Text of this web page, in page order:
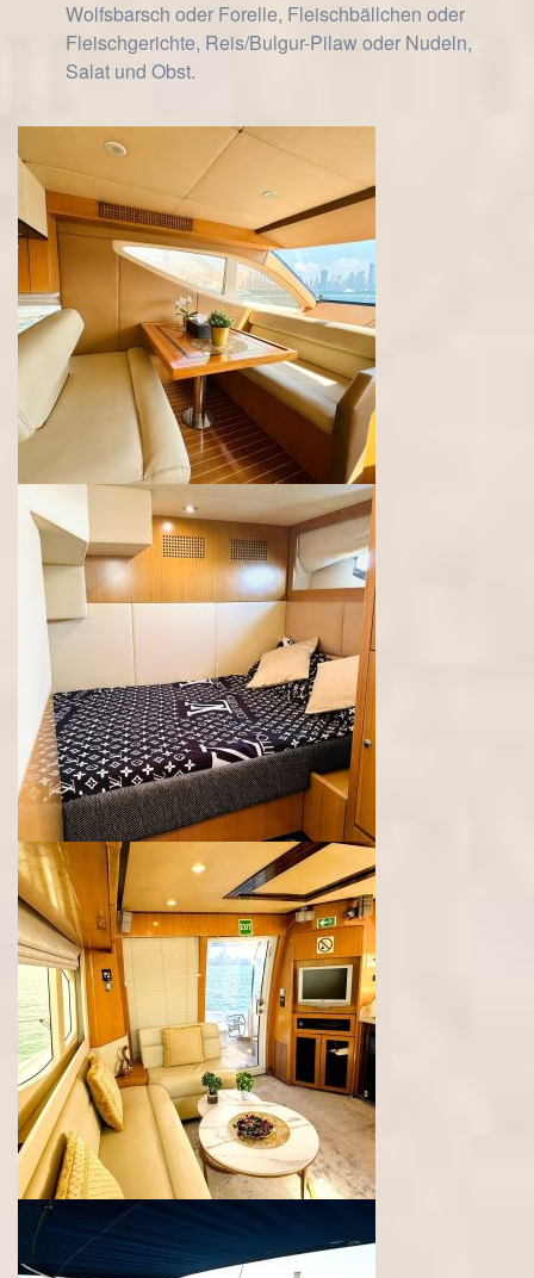
Wolfsbarsch oder Forelle, Fleischbällchen oder
Fleischgerichte, Reis/Bulgur-Pilaw oder Nudeln,
Salat und Obst.